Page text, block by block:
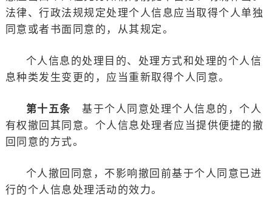
法律、行政法规规定处理个人信息应当取得个人单独
同意或者书面同意的，从其规定。
个人信息的处理目的、处理方式和处理的个人信
息种类发生变更的，应当重新取得个人同意。
第十五条 基于个人同意处理个人信息的，个人
有权撤回其同意。个人信息处理者应当提供便捷的撤
回同意的方式。
个人撤回同意，不影响撤回前基于个人同意已进
行的个人信息处理活动的效力。